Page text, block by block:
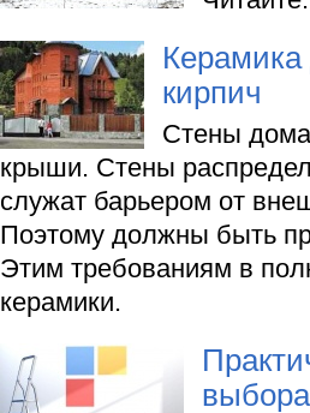
кирпич
Стены дома
крыши. Стены
служат барьером от
Поэтому должны быть
Этим требованиям в
керамики.